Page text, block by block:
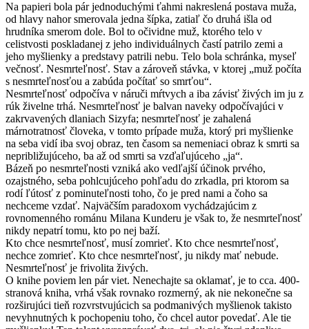
Na papieri bola pár jednoduchými ťahmi nakreslená postava muža,
od hlavy nahor smerovala jedna šípka, zatiaľ čo druhá išla od
hrudníka smerom dole. Bol to očividne muž, ktorého telo v
celistvosti poskladanej z jeho individuálnych častí patrilo zemi a
jeho myšlienky a predstavy patrili nebu. Telo bola schránka, myseľ
večnosť. Nesmrteľnosť. Stav a zároveň stávka, v ktorej „muž počíta
s nesmrteľnosťou a zabúda počítať so smrťou“.
Nesmrteľnosť odpočíva v náruči mŕtvych a iba závisť živých im ju z
rúk živelne trhá. Nesmrteľnosť je balvan naveky odpočívajúci v
zakrvavených dlaniach Sizyfa; nesmrteľnosť je zahalená
márnotratnosť človeka, v tomto prípade muža, ktorý pri myšlienke
na seba vidí iba svoj obraz, ten časom sa nemeniaci obraz k smrti sa
nepribližujúceho, ba až od smrti sa vzďaľujúceho „ja“.
Bázeň po nesmrteľnosti vzniká ako vedľajší účinok prvého,
ozajstného, seba pohlcujúceho pohľadu do zrkadla, pri ktorom sa
rodí ľútosť z pominuteľnosti toho, čo je pred nami a čoho sa
nechceme vzdať. Najväčším paradoxom vychádzajúcim z
rovnomenného románu Milana Kunderu je však to, že nesmrteľnosť
nikdy nepatrí tomu, kto po nej baží.
Kto chce nesmrteľnosť, musí zomrieť. Kto chce nesmrteľnosť,
nechce zomrieť. Kto chce nesmrteľnosť, ju nikdy mať nebude.
Nesmrteľnosť je frivolita živých.
O knihe poviem len pár viet. Nenechajte sa oklamať, je to cca. 400-
stranová kniha, vrhá však rovnako rozmerný, ak nie nekonečne sa
rozširujúci tieň rozvrstvujúcich sa podmanivých myšlienok takisto
nevyhnutných k pochopeniu toho, čo chcel autor povedať. Ale tie